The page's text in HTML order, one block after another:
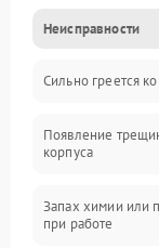
Неисправность
Неисправность
Проблемы с
Неисправности
Сильно греется
Появление
корпуса
Запах химии или
при работе